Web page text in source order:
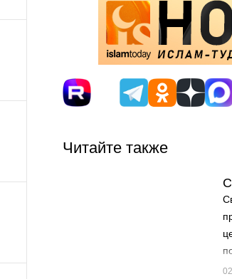
Читайте также